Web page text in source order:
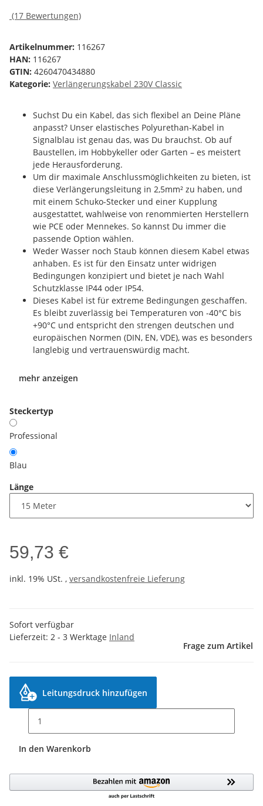
(17 Bewertungen)
Artikelnummer: 116267
HAN: 116267
GTIN: 4260470434880
Kategorie: Verlängerungskabel 230V Classic
Suchst Du ein Kabel, das sich flexibel an Deine Pläne
anpasst? Unser elastisches Polyurethan-Kabel in
Signalblau ist genau das, was Du brauchst. Ob auf
Baustellen, im Hobbykeller oder Garten – es meistert
jede Herausforderung.
Um dir maximale Anschlussmöglichkeiten zu bieten, ist
diese Verlängerungsleitung in 2,5mm² zu haben, und
mit einem Schuko-Stecker und einer Kupplung
ausgestattet, wahlweise von renommierten Herstellern
wie PCE oder Mennekes. So kannst Du immer die
passende Option wählen.
Weder Wasser noch Staub können diesem Kabel etwas
anhaben. Es ist für den Einsatz unter widrigen
Bedingungen konzipiert und bietet je nach Wahl
Schutzklasse IP44 oder IP54.
Dieses Kabel ist für extreme Bedingungen geschaffen.
Es bleibt zuverlässig bei Temperaturen von -40°C bis
+90°C und entspricht den strengen deutschen und
europäischen Normen (DIN, EN, VDE), was es besonders
langlebig und vertrauenswürdig macht.
mehr anzeigen
Steckertyp
Professional
Blau
Länge
59,73 €
inkl. 19% USt. , versandkostenfreie Lieferung
Sofort verfügbar
Lieferzeit: 2 - 3 Werktage Inland
Frage zum Artikel
Leitungsdruck hinzufügen
In den Warenkorb